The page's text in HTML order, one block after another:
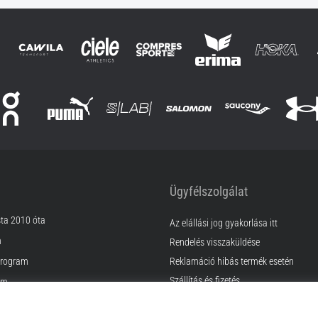
2010 óta
Ügyfélszolgálat
Az elállási jog gyakorlása itt
Rendelés visszaküldése
Reklamáció hibás termék esetén
Szállítás és fizetés